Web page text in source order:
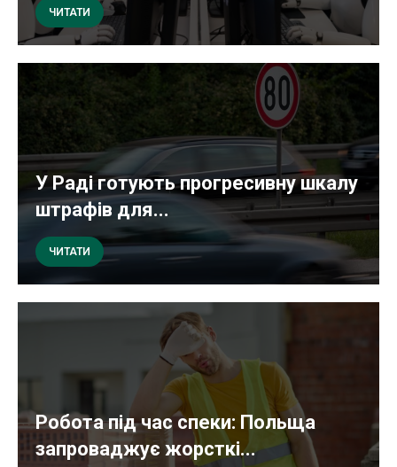
ЧИТАТИ
У Раді готують прогресивну шкалу
штрафів для...
ЧИТАТИ
Робота під час спеки: Польща
запроваджує жорсткі...